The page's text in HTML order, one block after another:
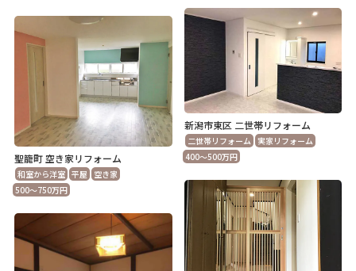
新潟市東区 二世帯リフォーム
二世帯リフォーム 実家リフォーム
400～500万円
聖籠町 空き家リフォーム
和室から洋室 平屋
空き家
500～750万円